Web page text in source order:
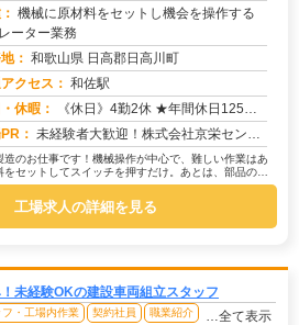
機械に原材料をセットし機会を操作する
ーター業務
： 和歌山県 日高郡日高川町
クセス： 和佐駅
休暇：
《休日》4勤2休 ★年間休日125日※会社カレンダーによる 【その他長期休暇あり】★ ゴールデンウィーク★夏季休暇...
： 未経験者大歓迎！株式会社京栄センターで、新しい一歩を踏み出してみませんか？充実の研修制度と、誰でも始められる作業内...
のお仕事です！機械操作が中心で、難しい作業はあ
セットしてスイッチを押すだけ。あとは、部品の運
...
工場求人の詳細を見る
未経験OKの建設車両組立スタッフ
・工場内作業 契約社員 職業紹介 …全て表示